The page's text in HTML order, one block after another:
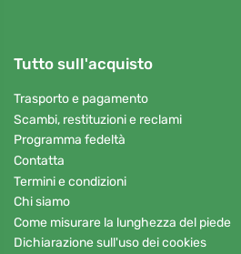
Tutto sull'acquisto
Trasporto e pagamento
Scambi, restituzioni e reclami
Programma fedeltà
Contatta
Termini e condizioni
Chi siamo
Come misurare la lunghezza del piede
Dichiarazione sull'uso dei cookies